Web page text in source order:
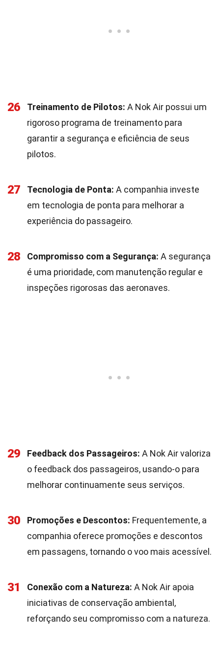
26 Treinamento de Pilotos: A Nok Air possui um
rigoroso programa de treinamento para
garantir a segurança e eficiência de seus
pilotos.
27 Tecnologia de Ponta: A companhia investe
em tecnologia de ponta para melhorar a
experiência do passageiro.
28 Compromisso com a Segurança: A segurança
é uma prioridade, com manutenção regular e
inspeções rigorosas das aeronaves.
29 Feedback dos Passageiros: A Nok Air valoriza
o feedback dos passageiros, usando-o para
melhorar continuamente seus serviços.
30 Promoções e Descontos: Frequentemente, a
companhia oferece promoções e descontos
em passagens, tornando o voo mais acessível.
31 Conexão com a Natureza: A Nok Air apoia
iniciativas de conservação ambiental,
reforçando seu compromisso com a natureza.